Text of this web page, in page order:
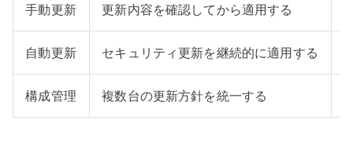
手動更新 更新内容を確認してから適用する
自動更新 セキュリティ更新を継続的に適用する
構成管理 複数台の更新方針を統一する